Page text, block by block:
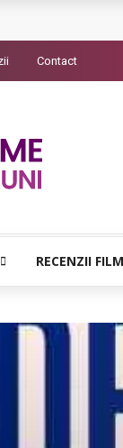
Land – Generatia
K. minor – Dor de
Contact
RECENZII